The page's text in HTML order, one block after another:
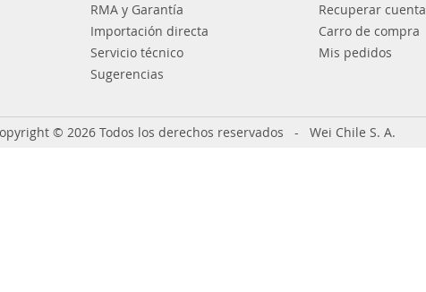
RMA y Garantía
Importación directa
Servicio técnico
Sugerencias
Recuperar cuenta
Carro de compra
Mis pedidos
© 2026 Todos los derechos reservados - Wei Chile S. A.